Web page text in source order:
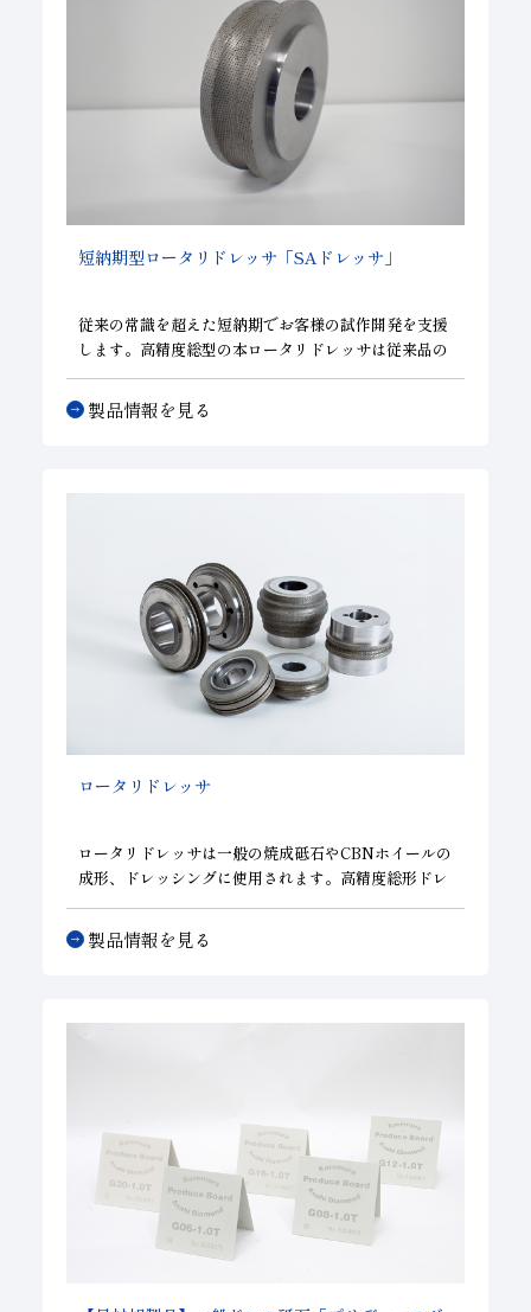
短納期型ロータリドレッサ「SAドレッサ」
従来の常識を超えた短納期でお客様の試作開発を支援
します。高精度総型の本ロータリドレッサは従来品の
性能そのままに、短納期を達成しています。短納期を
優先される試作開発等のご担当者様のご要望にお応え
したロータリドレッサです。
製品情報を見る
ロータリドレッサ
ロータリドレッサは一般の焼成砥石やCBNホイールの
成形、ドレッシングに使用されます。高精度総形ドレ
ッシングも短時間で行えるため、大量生産に威力を発
揮します。製法として、焼結タイプと電鋳タイプがあ
り、焼結タイプは耐久性に優れており、電鋳タイプは
製品情報を見る